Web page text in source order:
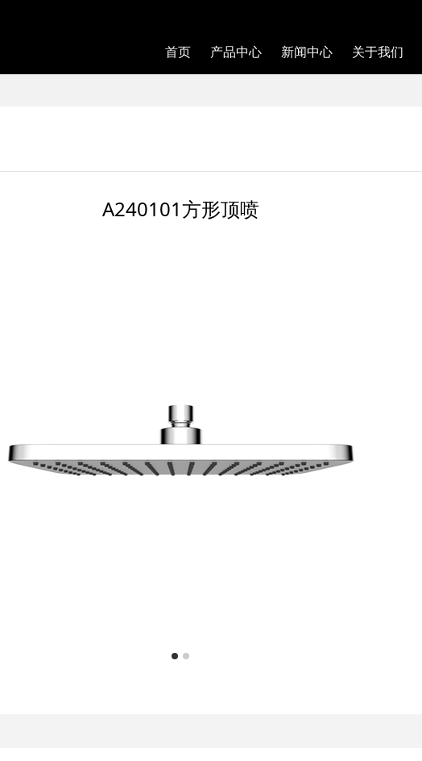
首页 产品中心 新闻中心 关于我们
A240101方形顶喷